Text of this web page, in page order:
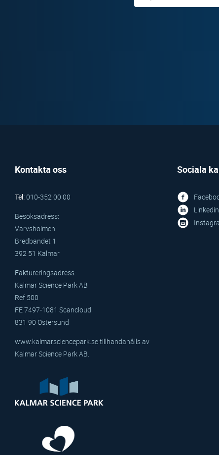
post
Kontakta oss
Tel:010-352 00 00
Besöksadress:
Varvsholmen
Bredbandet 1
392 51 Kalmar
Faktureringsadress:
Kalmar Science Park AB
Ref 500
FE 7497-1081 Scancloud
831 90 Östersund
www.kalmarsciencepark.se tillhandahålls av
Kalmar Science Park AB.
Sociala
Linkedin